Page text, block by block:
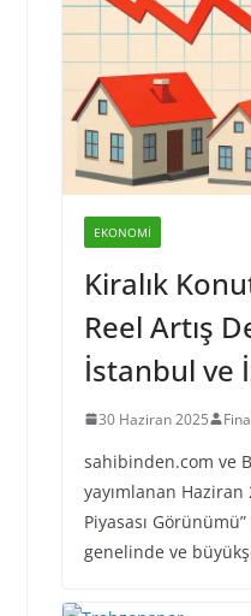
EKONOMI
Kiralık
Reel Artış
İstanbul ve
30 Haziran 2025
sahibinden.com ve
yayımlanan Haziran
Piyasası
genelinde ve